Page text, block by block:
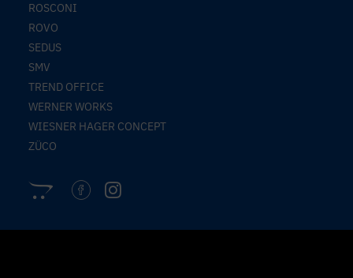
ROSCONI
ROVO
SEDUS
SMV
TREND OFFICE
WERNER WORKS
WIESNER HAGER CONCEPT
ZÜCO